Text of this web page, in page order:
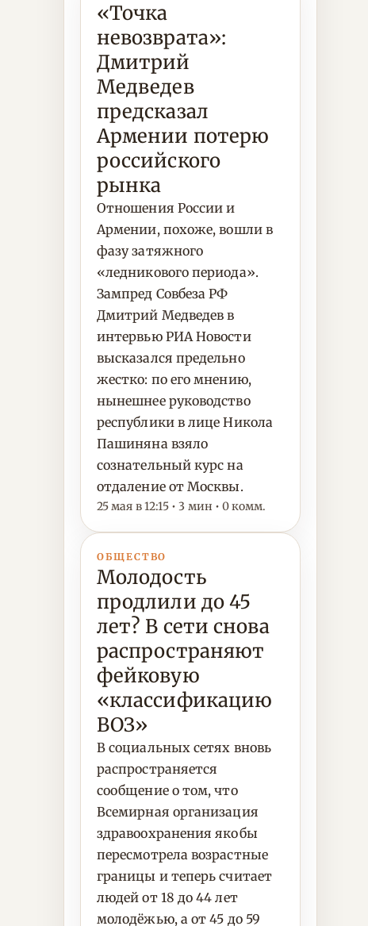
«Точка
невозврата»:
Дмитрий
Медведев
предсказал
Армении потерю
российского
рынка
Отношения России и
Армении, похоже, вошли в
фазу затяжного
«ледникового периода».
Зампред Совбеза РФ
Дмитрий Медведев в
интервью РИА Новости
высказался предельно
жестко: по его мнению,
нынешнее руководство
республики в лице Никола
Пашиняна взяло
сознательный курс на
отдаление от Москвы.
25 мая в 12:15 • 3 мин • 0 комм.
ОБЩЕСТВО
Молодость
продлили до 45
лет? В сети снова
распространяют
фейковую
«классификацию
ВОЗ»
В социальных сетях вновь
распространяется
сообщение о том, что
Всемирная организация
здравоохранения якобы
пересмотрела возрастные
границы и теперь считает
людей от 18 до 44 лет
молодёжью, а от 45 до 59